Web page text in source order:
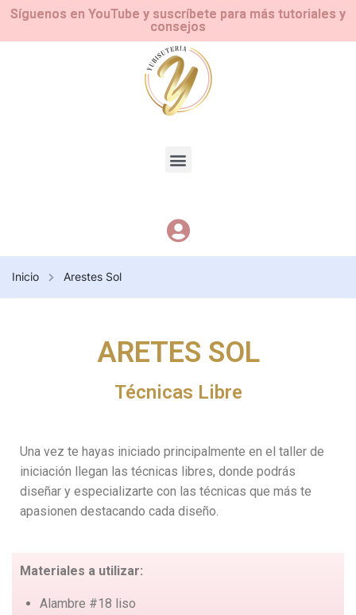
Síguenos en YouTube y suscríbete para más tutoriales y
consejos
Inicio Arestes Sol
ARETES SOL
Técnicas Libre
Una vez te hayas iniciado principalmente en el taller de
iniciación llegan las técnicas libres, donde podrás
diseñar y especializarte con las técnicas que más te
apasionen destacando cada diseño.
Materiales a utilizar:
Alambre #18 liso